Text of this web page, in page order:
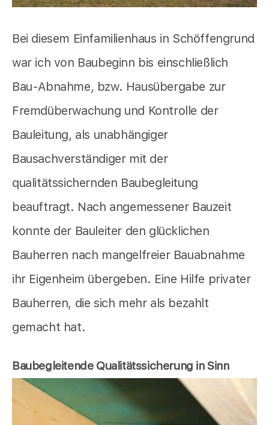
Bei diesem Einfamilienhaus in Schöffengrund
war ich von Baubeginn bis einschließlich
Bau-Abnahme, bzw. Hausübergabe zur
Fremdüberwachung und Kontrolle der
Bauleitung, als unabhängiger
Bausachverständiger mit der
qualitätssichernden Baubegleitung
beauftragt. Nach angemessener Bauzeit
konnte der Bauleiter den glücklichen
Bauherren nach mangelfreier Bauabnahme
ihr Eigenheim übergeben. Eine Hilfe privater
Bauherren, die sich mehr als bezahlt
gemacht hat.
Baubegleitende Qualitätssicherung in Sinn